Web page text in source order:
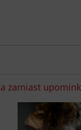
zamiast